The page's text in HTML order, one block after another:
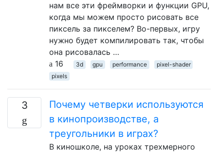
нам все эти фреймворки и функции GPU,
когда мы можем просто рисовать все
пиксель за пикселем? Во-первых, игру
нужно будет компилировать так, чтобы
она рисовалась …
16
3d gpu performance
pixel-shader
pixels
3
Почему четверки используются
в кинопроизводстве, а
треугольники в играх?
В киношколе, на уроках трехмерного